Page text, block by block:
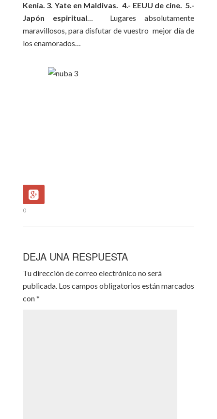
Kenia. 3. Yate en Maldivas. 4.- EEUU de cine. 5.-
Japón espiritual… Lugares absolutamente
maravillosos, para disfutar de vuestro mejor día de
los enamorados…
0
DEJA UNA RESPUESTA
Tu dirección de correo electrónico no será
publicada. Los campos obligatorios están marcados
con*